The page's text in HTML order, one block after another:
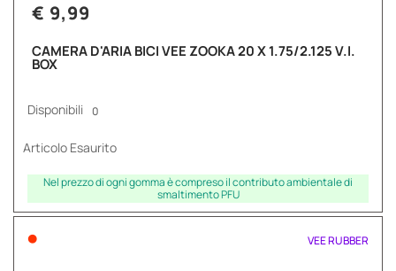
€ 9,99
CAMERA D'ARIA BICI VEE ZOOKA 20 X 1.75/2.125 V.I.
BOX
Disponibili 0
Articolo Esaurito
Nel prezzo di ogni gomma è compreso il contributo ambientale di
smaltimento PFU
• VEE RUBBER